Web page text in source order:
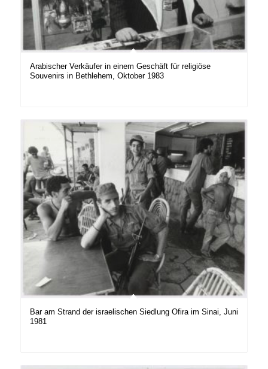
Arabischer Verkäufer in einem Geschäft für religiöse
Souvenirs in Bethlehem, Oktober 1983
Bar am Strand der israelischen Siedlung Ofira im Sinai, Juni
1981